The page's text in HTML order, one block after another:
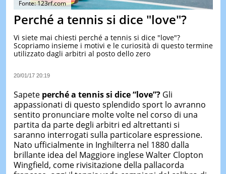
TEST
LE
Fonte: 123rf.com
Perché a tennis si dice "love"?
Vi siete mai chiesti perché a tennis si dice "love"?
Scopriamo insieme i motivi e le curiosità di questo termine
utilizzato dagli arbitri al posto dello zero
20/01/17 20:19
Sapeteperché a tennis si dice “love”?Gli
appassionati di questo splendido sport lo avranno
sentito pronunciare molte volte nel corso di una
partita da parte degli arbitri ed altrettanti si
saranno interrogati sulla particolare espressione.
Nato ufficialmente in Inghilterra nel 1880 dalla
brillante idea del Maggiore inglese Walter Clopton
Wingfield, come rivisitazione della pallacorda